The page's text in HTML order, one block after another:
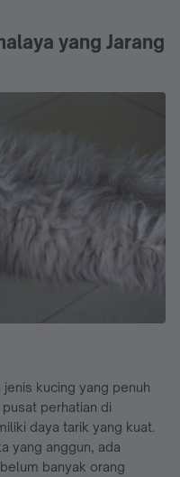
yang Jarang
kucing yang penuh
perhatian di
daya tarik yang kuat.
yang anggun, ada
banyak orang